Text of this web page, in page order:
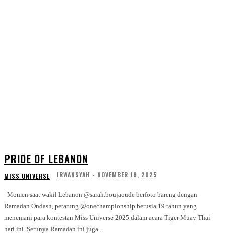
PRIDE OF LEBANON
MISS UNIVERSE IRWANSYAH - NOVEMBER 18, 2025
Ramadan Ondash, petarung @onechampionship berusia 19 tahun yang
menemani para kontestan Miss Universe 2025 dalam acara Tiger Muay Thai
hari ini. Serunya Ramadan ini juga...